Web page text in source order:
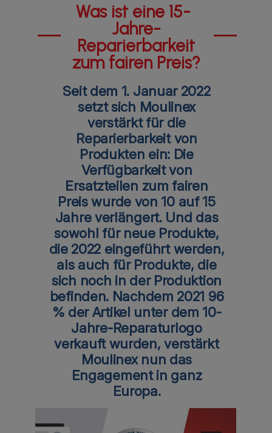
Was ist eine 15-
Jahre-
Reparierbarkeit
zum fairen Preis?
Seit dem 1. Januar 2022
setzt sich Moulinex
verstärkt für die
Reparierbarkeit von
Produkten ein: Die
Verfügbarkeit von
Ersatzteilen zum fairen
Preis wurde von 10 auf 15
Jahre verlängert. Und das
sowohl für neue Produkte,
die 2022 eingeführt werden,
als auch für Produkte, die
sich noch in der Produktion
befinden. Nachdem 2021 96
% der Artikel unter dem 10-
Jahre-Reparaturlogo
verkauft wurden, verstärkt
Moulinex nun das
Engagement in ganz
Europa.